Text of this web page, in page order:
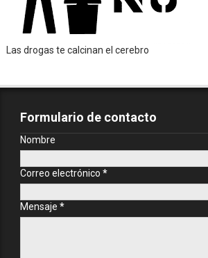
Las drogas te calcinan el cerebro
Formulario de contacto
Nombre
Correo electrónico *
Mensaje *